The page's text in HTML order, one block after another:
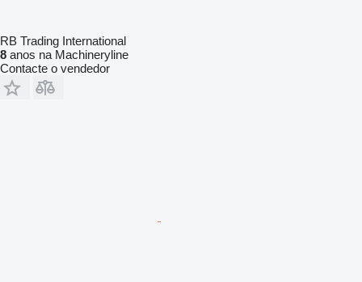
RB Trading International
8 anos na Machineryline
Contacte o vendedor